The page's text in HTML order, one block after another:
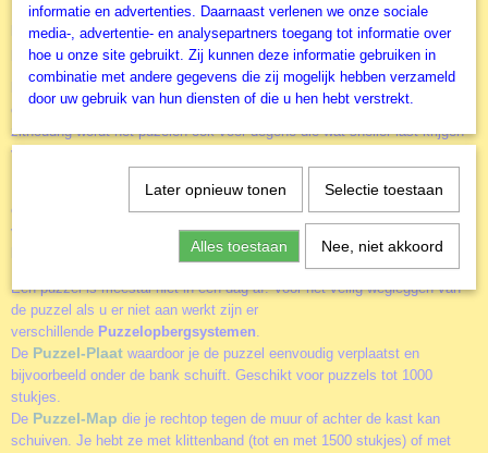
Door het gebruik van de diverse accessoires kun je het puzzelen nog
leuker maken. Of je nu alleen of samen aan een puzzel werkt. Of je
puzzels vaker wil maken of juist aan de muur wil hangen.
Puzzel-ezel . Dit geweldige hulpmiddel voor het zeer
comfortabel in elkaar leggen van een legpuzzel. Door een rechtere
zithoudng wordt het puzelen ook voor degene die wat sneller last krijgen
van nek, schouders of rug een stuk prettiger
Een basis accessoire is het puzzel-sorteerbakje (er zitten 6 bakjes in
een verpakking). Alle stukjes netjes gesorteerd zodat je deze niet in een
volle doos hoeft te zoeken en de deksel met de afbeelding als voorbeeld
Een puzzel is meestal niet in één dag af. Voor het veilig wegleggen van
de puzzel als u er niet aan werkt zijn er
verschillende Puzzelopbergsystemen.
De Puzzel-Plaat waardoor je de puzzel eenvoudig verplaatst en
bijvoorbeeld onder de bank schuift. Geschikt voor puzzels tot 1000
stukjes.
De Puzzel-Map die je rechtop tegen de muur of achter de kast kan
schuiven. Je hebt ze met klittenband (tot en met 1500 stukjes) of met
informatie en advertenties. Daarnaast verlenen we onze sociale
media-, advertentie- en analysepartners toegang tot informatie over
hoe u onze site gebruikt. Zij kunnen deze informatie gebruiken in
combinatie met andere gegevens die zij mogelijk hebben verzameld
door uw gebruik van hun diensten of die u hen hebt verstrekt.
Later opnieuw tonen Selectie toestaan
Alles toestaan Nee, niet akkoord